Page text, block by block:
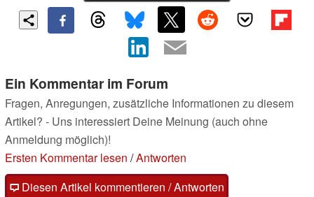
Ein Kommentar im Forum
Fragen, Anregungen, zusätzliche Informationen zu diesem
Artikel? - Uns interessiert Deine Meinung (auch ohne
Anmeldung möglich)!
Ersten Kommentar lesen /Antworten
Diesen Artikel kommentieren / Antworten